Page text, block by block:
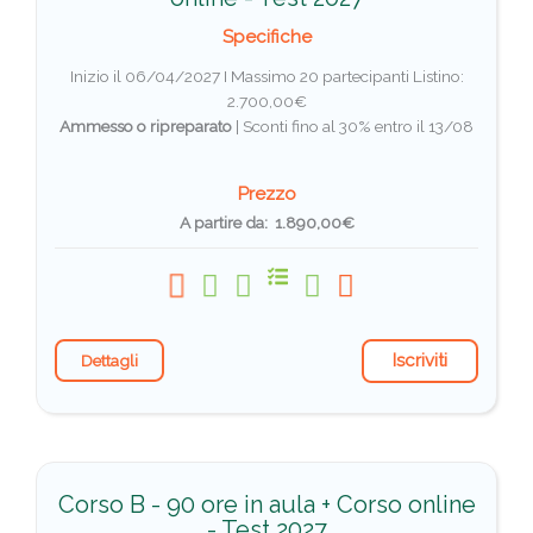
Specifiche
Inizio il 06/04/2027 I Massimo 20 partecipanti Listino:
2.700,00€
Ammesso o ripreparato | Sconti fino al 30% entro il 13/08
Prezzo
A partire da: 1.890,00€
Dettagli Iscriviti
Corso B - 90 ore in aula + Corso online